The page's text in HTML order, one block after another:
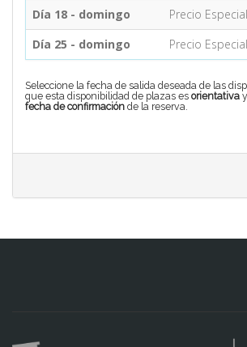
Día 18 - domingo
Precio Especial
Día 25 - domingo
Precio Especial
Seleccione la fecha de salida deseada de las
que esta disponibilidad de plazas es orientativa
fecha de confirmación de la reserva.